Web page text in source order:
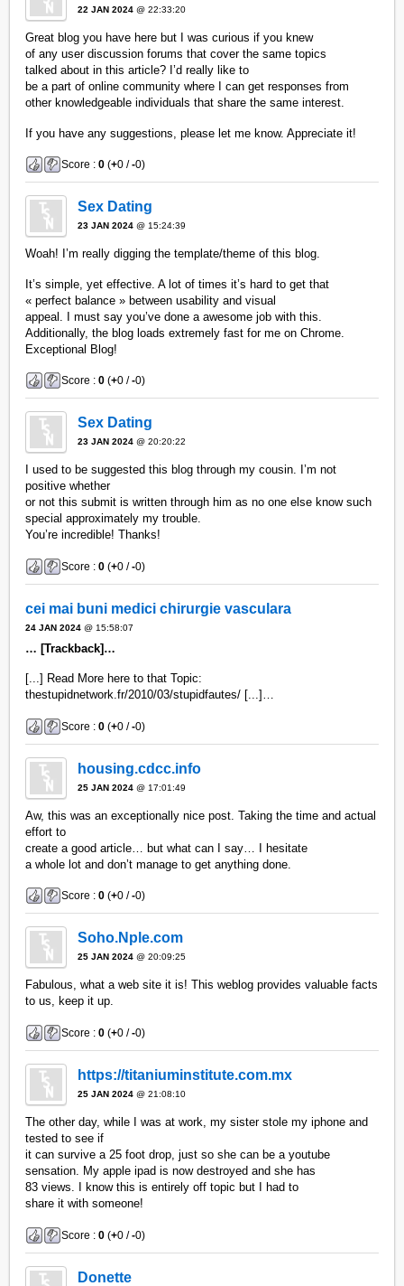
22 JAN 2024 @ 22:33:20
Great blog you have here but I was curious if you knew
of any user discussion forums that cover the same topics
talked about in this article? I’d really like to
be a part of online community where I can get responses from
other knowledgeable individuals that share the same interest.
If you have any suggestions, please let me know. Appreciate it!
Score :0 (+0 /-0)
Sex Dating
23 JAN 2024 @ 15:24:39
Woah! I’m really digging the template/theme of this blog.
It’s simple, yet effective. A lot of times it’s hard to get that
« perfect balance » between usability and visual
appeal. I must say you’ve done a awesome job with this.
Additionally, the blog loads extremely fast for me on Chrome.
Exceptional Blog!
Score :0 (+0 /-0)
Sex Dating
23 JAN 2024 @ 20:20:22
I used to be suggested this blog through my cousin. I’m not
positive whether
or not this submit is written through him as no one else know such
special approximately my trouble.
You’re incredible! Thanks!
Score :0 (+0 /-0)
cei mai buni medici chirurgie vasculara
24 JAN 2024 @ 15:58:07
… [Trackback]…
[...] Read More here to that Topic:
thestupidnetwork.fr/2010/03/stupidfautes/ [...]…
Score :0 (+0 /-0)
housing.cdcc.info
25 JAN 2024 @ 17:01:49
Aw, this was an exceptionally nice post. Taking the time and actual
effort to
create a good article… but what can I say… I hesitate
a whole lot and don’t manage to get anything done.
Score :0 (+0 /-0)
Soho.Nple.com
25 JAN 2024 @ 20:09:25
Fabulous, what a web site it is! This weblog provides valuable facts
to us, keep it up.
Score :0 (+0 /-0)
https://titaniuminstitute.com.mx
25 JAN 2024 @ 21:08:10
The other day, while I was at work, my sister stole my iphone and
tested to see if
it can survive a 25 foot drop, just so she can be a youtube
sensation. My apple ipad is now destroyed and she has
83 views. I know this is entirely off topic but I had to
share it with someone!
Score :0 (+0 /-0)
Donette